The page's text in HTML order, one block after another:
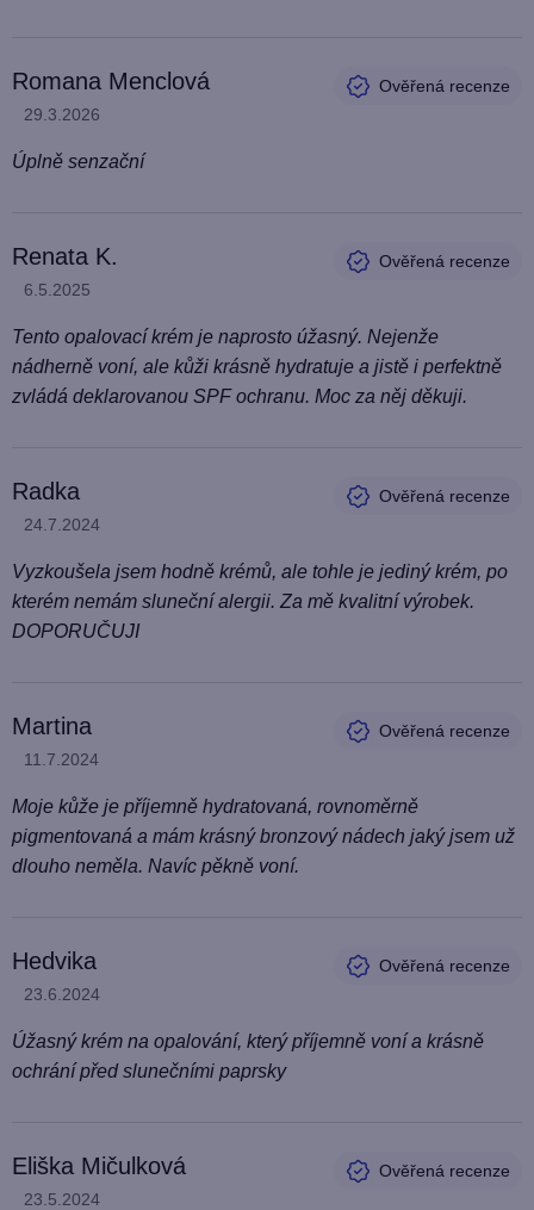
Romana Menclová
Hodnocení produktu je 5 z 5 hvězdiček.
29.3.2026
Úplně senzační
Renata K.
Hodnocení produktu je 5 z 5 hvězdiček.
6.5.2025
Tento opalovací krém je naprosto úžasný. Nejenže
nádherně voní, ale kůži krásně hydratuje a jistě i perfektně
zvládá deklarovanou SPF ochranu. Moc za něj děkuji.
Radka
Hodnocení produktu je 5 z 5 hvězdiček.
24.7.2024
Vyzkoušela jsem hodně krémů, ale tohle je jediný krém, po
kterém nemám sluneční alergii. Za mě kvalitní výrobek.
DOPORUČUJI
Martina
Hodnocení produktu je 5 z 5 hvězdiček.
11.7.2024
Moje kůže je příjemně hydratovaná, rovnoměrně
pigmentovaná a mám krásný bronzový nádech jaký jsem už
dlouho neměla. Navíc pěkně voní.
Hedvika
Hodnocení produktu je 5 z 5 hvězdiček.
23.6.2024
Úžasný krém na opalování, který příjemně voní a krásně
ochrání před slunečními paprsky
Eliška Mičulková
Hodnocení produktu je 5 z 5 hvězdiček.
23.5.2024